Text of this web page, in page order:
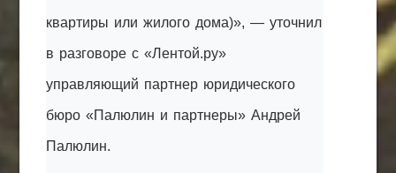
квартиры или жилого дома)», — уточнил
в разговоре с «Лентой.ру»
управляющий партнер юридического
бюро «Палюлин и партнеры» Андрей
Палюлин.